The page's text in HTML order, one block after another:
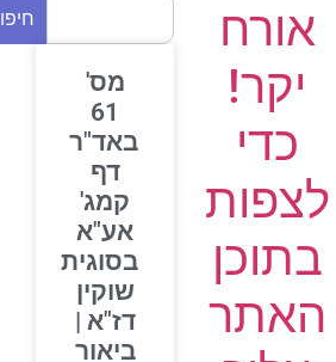
אורח
יקר!
כדי
לצפות
בתוכן
האתר
חיפוש
מס'
באד"ר
דף
קמג'
אע"א
בסוגית
שוקין
דז"א |
ביאור